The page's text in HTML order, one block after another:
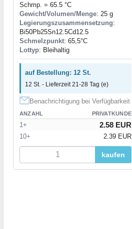
Schmp. = 65.5 °C
Gewicht/Volumen/Menge: 25 g
Legierungszusammensetzung:
Bi50Pb25Sn12.5Cd12.5
Schmelzpunkt: 65,5°C
Lottyp: Bleihaltig
auf Bestellung: 12 St.
12 St. - Lieferzeit 21-28 Tag (e)
Benachrichtigung bei Verfügbarkeit
ANZAHL PRIVATKUNDE
1+ 2.58 EUR
10+ 2.39 EUR
kaufen